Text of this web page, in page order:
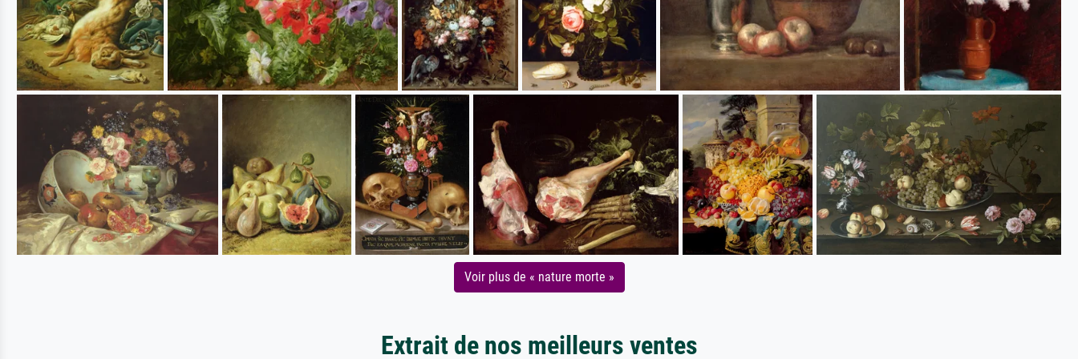
Voir plus de « nature morte »
Extrait de nos meilleurs ventes